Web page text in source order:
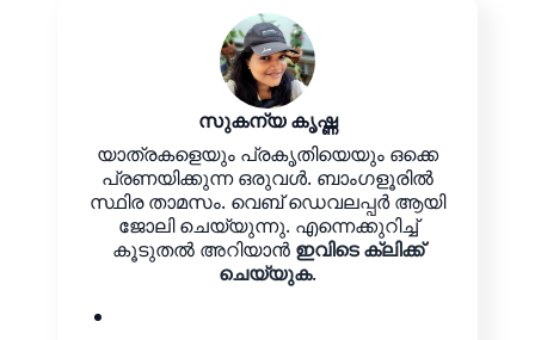
സുകന്യ കൃഷ്ണ
യാത്രകളെയും പ്രകൃതിയെയും ഒക്കെ
പ്രണയിക്കുന്ന ഒരുവൾ. ബാംഗളൂരിൽ
സ്ഥിര താമസം. വെബ് ഡെവലപ്പർ ആയി
ജോലി ചെയ്യുന്നു. എന്നെക്കുറിച്ച്
കൂടുതൽ അറിയാൻ ഇവിടെ ക്ലിക്ക്
ചെയ്യുക.